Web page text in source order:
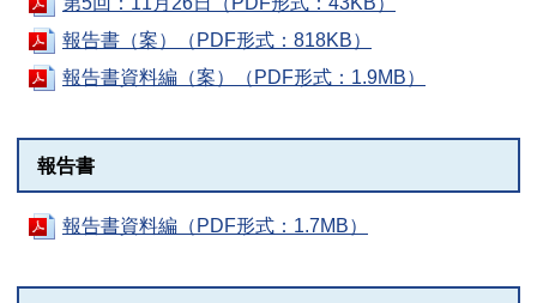
報告書（案）（PDF形式：818KB）
報告書資料編（案）（PDF形式：1.9MB）
報告書
報告書資料編（PDF形式：1.7MB）